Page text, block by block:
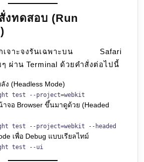
งทดสอบ (Run
กเจาะจงรันเฉพาะบน Safari
ๆ ผ่าน Terminal ด้วยคำสั่งต่อไปนี้
ง (Headless Mode)
test --project=webkit
จอ Browser ขึ้นมาดูด้วย (Headed
test --project=webkit --headed
เพื่อ Debug แบบเรียลไทม์
test --ui